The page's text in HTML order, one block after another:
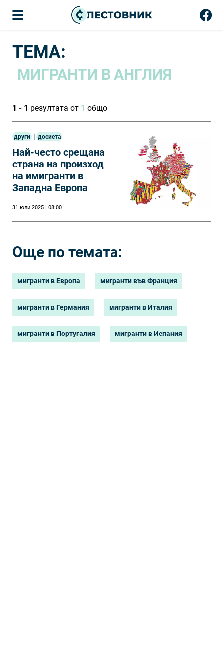
ТЕМА:
МИГРАНТИ В АНГЛИЯ
1 - 1 резултата от 1 общо
други | досиета
Най-често срещана
страна на произход
на имигранти в
Западна Европа
31 юли 2025 | 08:00
Още по темата:
мигранти в Европа мигранти във Франция
мигранти в Германия мигранти в Италия
мигранти в Португалия мигранти в Испания